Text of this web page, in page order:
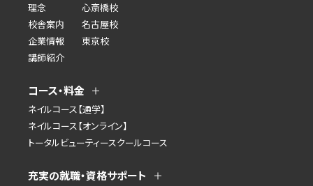
理念
校舎案内
企業情報
講師紹介
心斎橋校
名古屋校
東京校
コース・料金
ネイルコース【通学】
ネイルコース【オンライン】
トータルビューティースクールコース
充実の就職・資格サポート